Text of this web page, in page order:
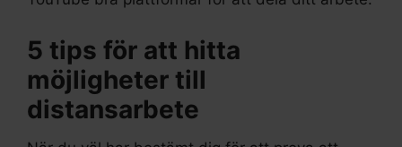
5 tips för att hitta
möjligheter till
distansarbete